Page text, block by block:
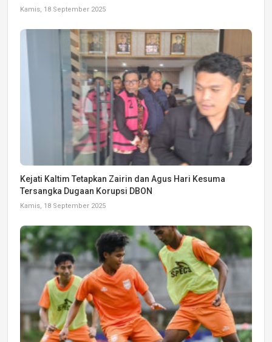
Kamis, 18 September 2025
Kejati Kaltim Tetapkan Zairin dan Agus Hari Kesuma
Tersangka Dugaan Korupsi DBON
Kamis, 18 September 2025